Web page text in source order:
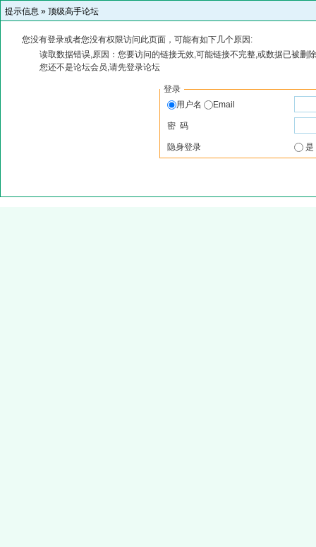
提示信息 » 顶级高手论坛
您没有登录或者您没有权限访问此页面，可能有如下几个原因:
读取数据错误,原因：您要访问的链接无效,可能链接不完整,或数据已被删
您还不是论坛会员,请先登录论坛
登录
用户名
Email
密 码
隐身登录